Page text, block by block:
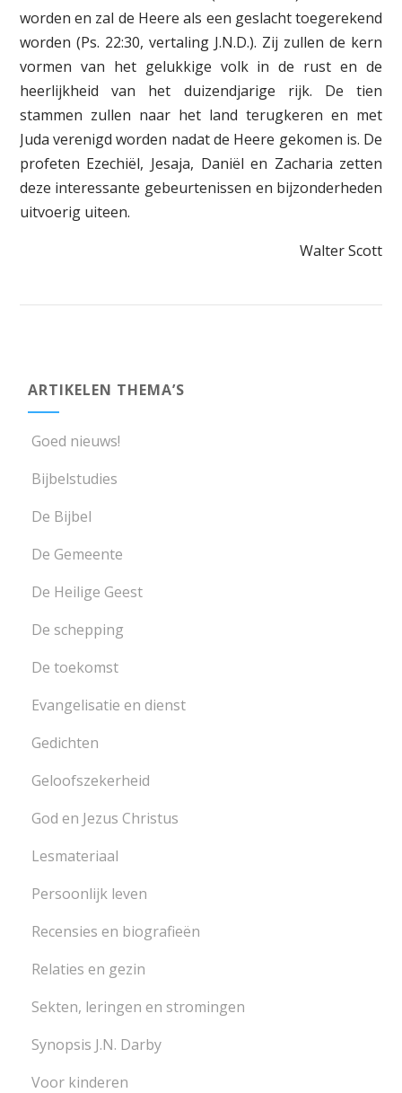
worden en zal de Heere als een geslacht toegerekend
worden (Ps. 22:30, vertaling J.N.D.). Zij zullen de kern
vormen van het gelukkige volk in de rust en de
heerlijkheid van het duizendjarige rijk. De tien
stammen zullen naar het land terugkeren en met
Juda verenigd worden nadat de Heere gekomen is. De
profeten Ezechiël, Jesaja, Daniël en Zacharia zetten
deze interessante gebeurtenissen en bijzonderheden
uitvoerig uiteen.
Walter Scott
ARTIKELEN THEMA’S
Goed nieuws!
Bijbelstudies
De Bijbel
De Gemeente
De Heilige Geest
De schepping
De toekomst
Evangelisatie en dienst
Gedichten
Geloofszekerheid
God en Jezus Christus
Lesmateriaal
Persoonlijk leven
Recensies en biografieën
Relaties en gezin
Sekten, leringen en stromingen
Synopsis J.N. Darby
Voor kinderen